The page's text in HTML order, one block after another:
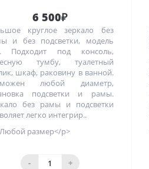
6 500₽
круглое зеркало без
и без подсветки, модель
Подходит под консоль,
тумбу, туалетный
шкаф, раковину в ванной.
любой диаметр,
подсветки и рамы.
без рамы и подсветки
легко интегрир..
размер</p>
- +